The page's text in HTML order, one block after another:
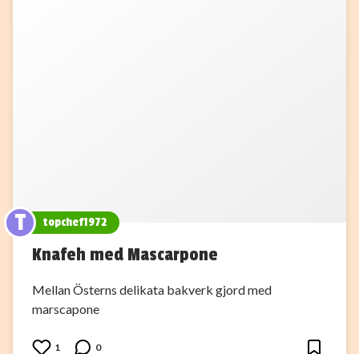
T topchef1972
Knafeh med Mascarpone
Mellan Österns delikata bakverk gjord med
marscapone
1 0